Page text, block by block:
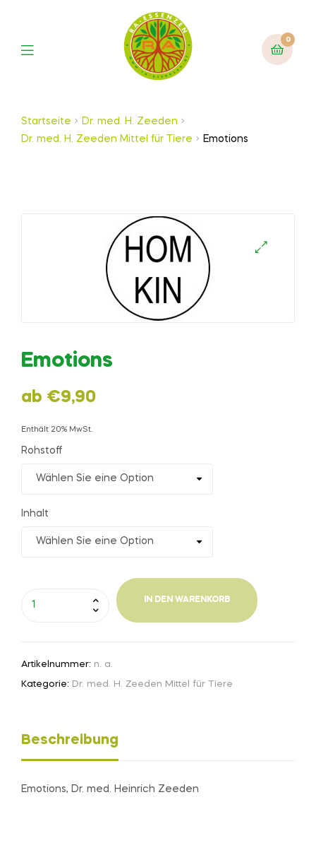
0
Startseite
Dr. med. H. Zeeden
Dr. med. H. Zeeden Mittel für Tiere
Emotions
Emotions
ab €9,90
Enthält 20% MwSt.
Rohstoff
Inhalt
IN DEN WARENKORB
Artikelnummer: n. a.
Kategorie: Dr. med. H. Zeeden Mittel für Tiere
Beschreibung
Emotions, Dr. med. Heinrich Zeeden